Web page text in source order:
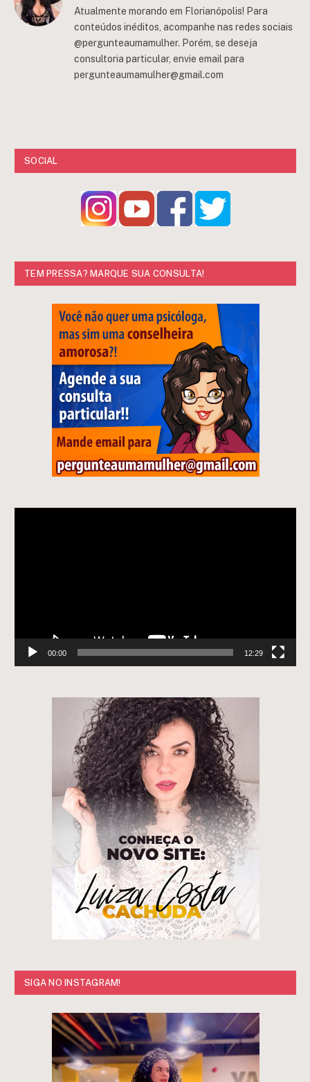
Atualmente morando em Florianópolis! Para
conteúdos inéditos, acompanhe nas redes sociais
@pergunteaumamulher. Porém, se deseja
consultoria particular, envie email para
pergunteaumamulher@gmail.com
SOCIAL
TEM PRESSA? MARQUE SUA CONSULTA!
00:00 12:29
SIGA NO INSTAGRAM!